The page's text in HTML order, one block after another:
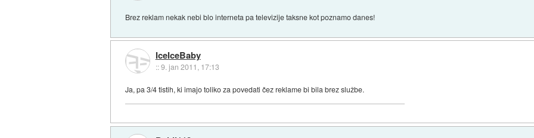
Brez reklam nekak nebi blo interneta pa televizije taksne kot poznamo danes!
IceIceBaby
::9. jan 2011, 17:13
Ja, pa 3/4 tistih, ki imajo toliko za povedati čez reklame bi bila brez službe.